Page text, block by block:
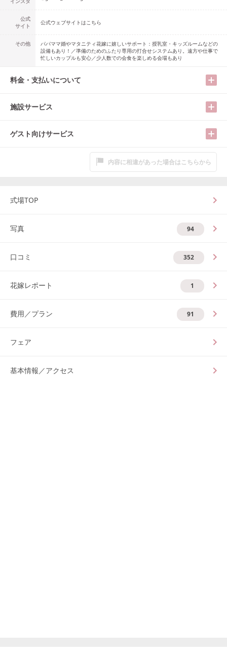
公式
サイト
公式ウェブサイトはこちら
その他
パパママ婚やマタニティ花嫁に嬉しいサポート：授乳室・キッズルームなどの
設備もあり！／準備のためのふたり専用の打合せシステムあり。遠方や仕事で
忙しいカップルも安心／少人数での会食を楽しめる会場もあり
料金・支払いについて
施設サービス
ゲスト向けサービス
内容に相違があった場合はこちらから
式場TOP
写真 94
口コミ 352
花嫁レポート 1
費用／プラン 91
フェア
基本情報／アクセス